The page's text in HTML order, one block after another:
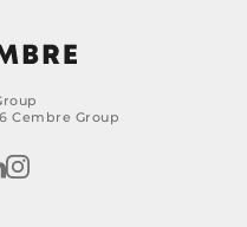
Cembre Group